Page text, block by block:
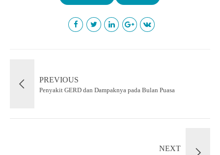
PREVIOUS
Penyakit GERD dan Dampaknya pada Bulan Puasa
NEXT